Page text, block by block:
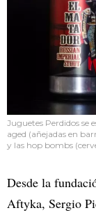
Juguetes Perdidos se
aged (añejadas en
y las hop bombs
Desde la
Aftyka, Sergio